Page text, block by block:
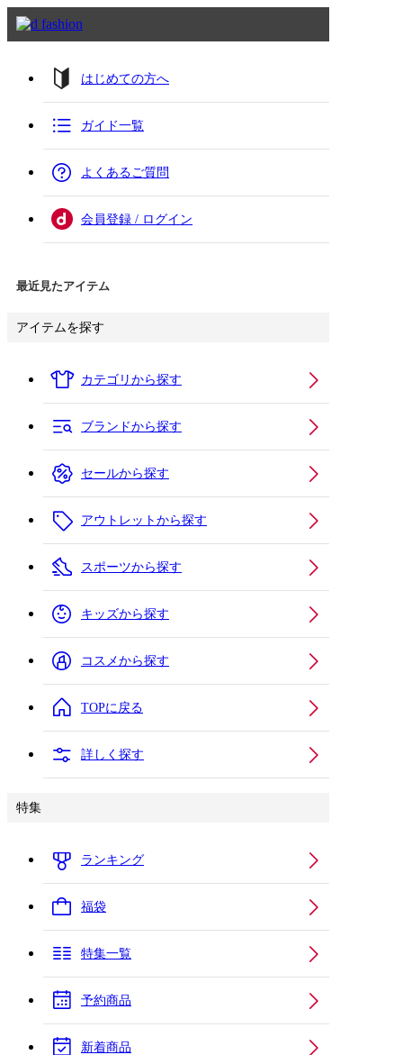
はじめての方へ
ガイド一覧
よくあるご質問
会員登録 / ログイン
最近見たアイテム
アイテムを探す
カテゴリから探す
ブランドから探す
セールから探す
アウトレットから探す
スポーツから探す
キッズから探す
コスメから探す
TOPに戻る
詳しく探す
特集
ランキング
福袋
特集一覧
予約商品
新着商品